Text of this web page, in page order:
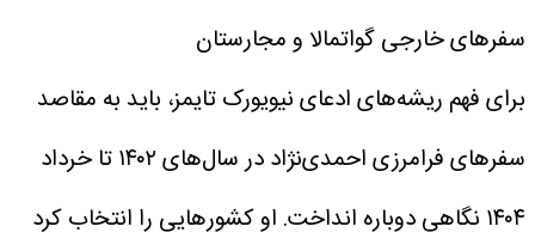
سفرهای خارجی گواتمالا و مجارستان
برای فهم ریشه‌های ادعای نیویورک تایمز، باید به مقاصد
سفرهای فرامرزی احمدی‌نژاد در سال‌های ۱۴۰۲ تا خرداد
۱۴۰۴ نگاهی دوباره انداخت. او کشورهایی را انتخاب کرد